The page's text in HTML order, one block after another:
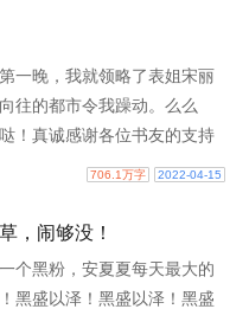
一晚，我就领略了表姐宋丽
往的都市令我躁动。么么
！真诚感谢各位书友的支持
间为：下午五点至六点..
706.1万字 2022-04-15
，闹够没！
个黑粉，安夏夏每天最大的
黑盛以泽！黑盛以泽！黑盛